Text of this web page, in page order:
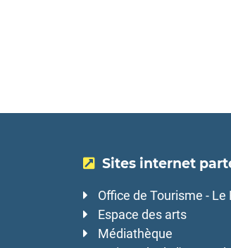
Sites internet
Office de Tourisme - Le
Espace des arts
Médiathèque